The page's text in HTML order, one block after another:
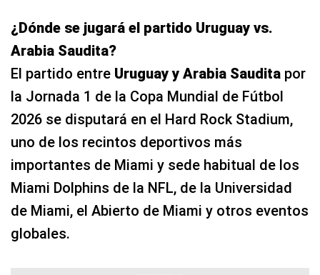
¿Dónde se jugará el partido Uruguay vs.
Arabia Saudita?
El partido entre Uruguay y Arabia Saudita por
la Jornada 1 de la Copa Mundial de Fútbol
2026 se disputará en el Hard Rock Stadium,
uno de los recintos deportivos más
importantes de Miami y sede habitual de los
Miami Dolphins de la NFL, de la Universidad
de Miami, el Abierto de Miami y otros eventos
globales.